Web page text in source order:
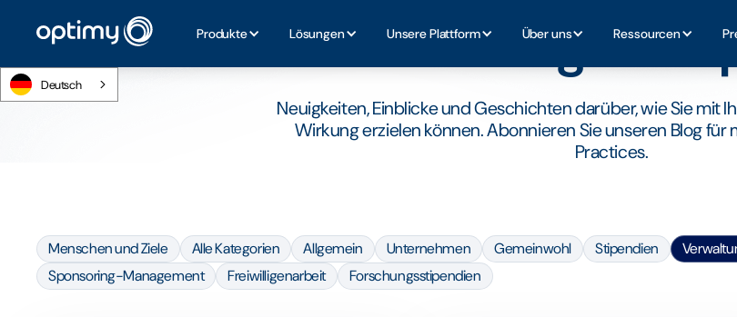
Produkte Lösungen Unsere Plattform Über uns Ressourcen
Deutsch
Verwaltung von
Neuigkeiten, Einblicke und Geschichten darüber, wie Sie mit
Wirkung erzielen können. Abonnieren Sie unseren Blog für
Practices.
Menschen und Ziele Alle Kategorien Allgemein Unternehmen Gemeinwohl Stipendien
Sponsoring-Management
Freiwilligenarbeit Forschungsstipendien